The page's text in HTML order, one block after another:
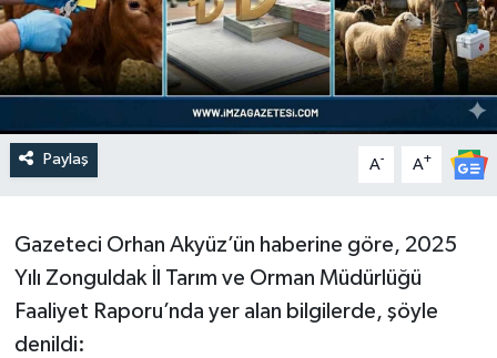
Paylaş A- A+
Gazeteci Orhan Akyüz’ün haberine göre, 2025
Yılı Zonguldak İl Tarım ve Orman Müdürlüğü
Faaliyet Raporu’nda yer alan bilgilerde, şöyle
denildi: